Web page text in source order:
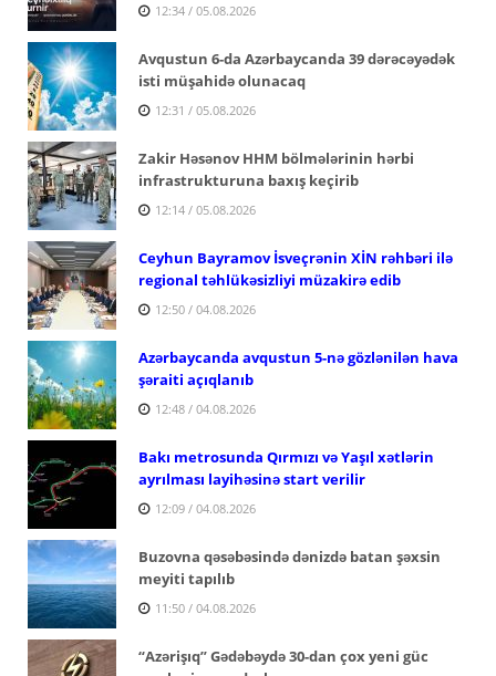
12:34 / 05.08.2026
Avqustun 6-da Azərbaycanda 39 dərəcəyədək
isti müşahidə olunacaq
12:31 / 05.08.2026
Zakir Həsənov HHM bölmələrinin hərbi
infrastrukturuna baxış keçirib
12:14 / 05.08.2026
Ceyhun Bayramov İsveçrənin XİN rəhbəri ilə
regional təhlükəsizliyi müzakirə edib
12:50 / 04.08.2026
Azərbaycanda avqustun 5-nə gözlənilən hava
şəraiti açıqlanıb
12:48 / 04.08.2026
Bakı metrosunda Qırmızı və Yaşıl xətlərin
ayrılması layihəsinə start verilir
12:09 / 04.08.2026
Buzovna qəsəbəsində dənizdə batan şəxsin
meyiti tapılıb
11:50 / 04.08.2026
“Azərişıq” Gədəbəydə 30-dan çox yeni güc